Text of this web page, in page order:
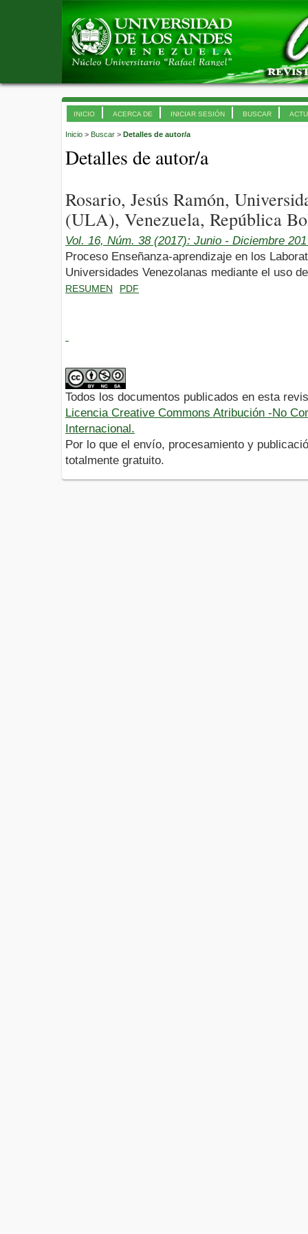
INICIO ACERCA DE INICIAR SESIÓN BUSCAR
Inicio > Buscar > Detalles de autor/a
Detalles de autor/a
Rosario, Jesús Ramón,
(ULA), Venezuela, República
Vol. 16, Núm. 38 (2017): Junio - Diciembre
Proceso Enseñanza-aprendizaje en los
Universidades Venezolanas mediante el uso
RESUMEN PDF
Todos los documentos publicados en esta
Licencia Creative Commons Atribución -No
Internacional.
Por lo que el envío, procesamiento y
totalmente gratuito.